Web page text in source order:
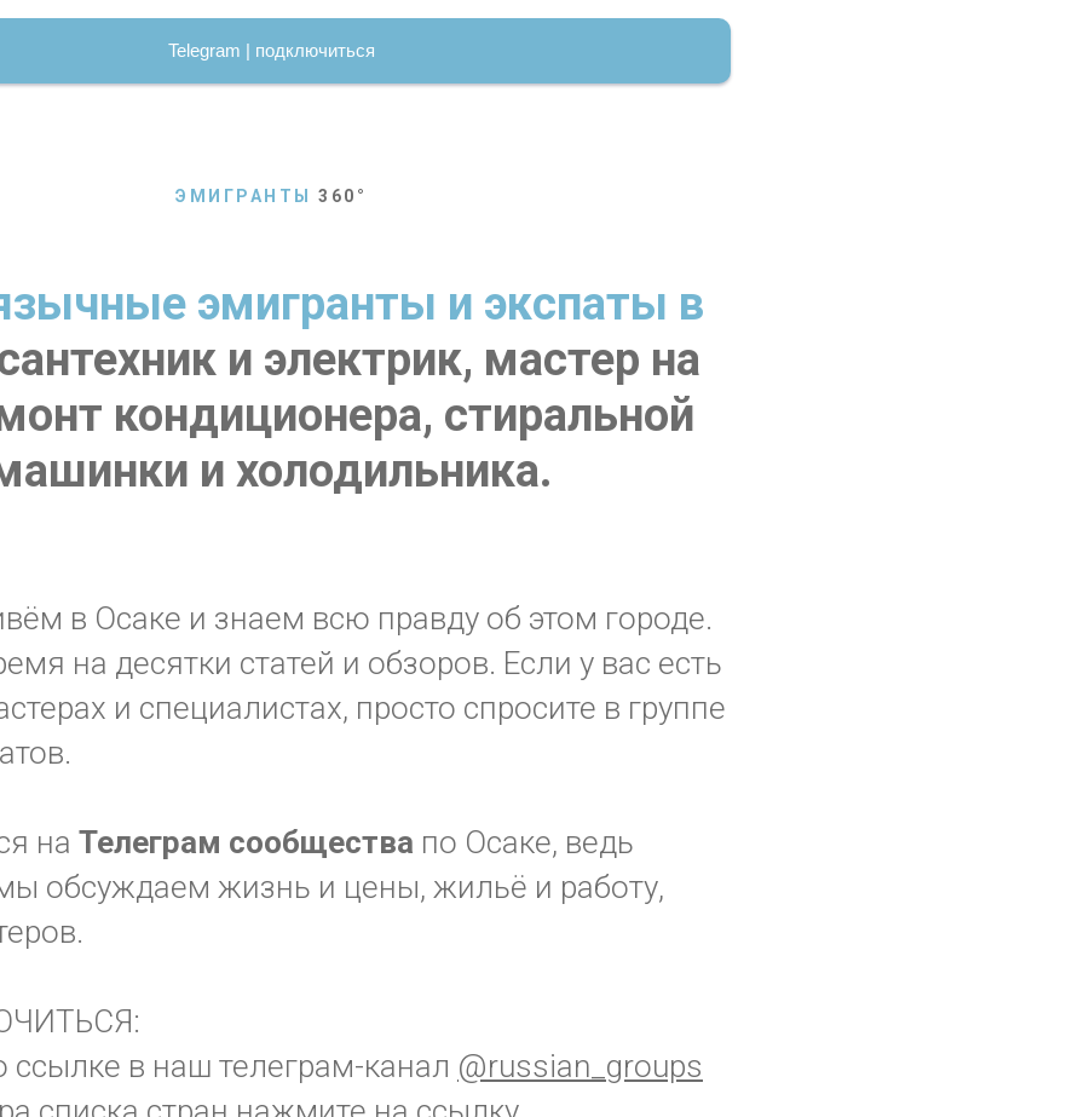
Telegram | подключиться
ЭМИГРАНТЫ 360 °
эмигранты и экспаты в
и электрик, мастер на
кондиционера, стиральной
и холодильника.
в Осаке и знаем всю правду об этом городе.
на десятки статей и обзоров. Если у вас есть
и специалистах, просто спросите в группе
на Телеграм сообщества по Осаке, ведь
обсуждаем жизнь и цены, жильё и работу,
ссылке в наш телеграм-канал @russian_groups